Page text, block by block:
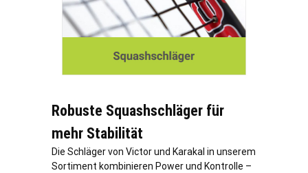
Robuste Squashschläger für
mehr Stabilität
Die Schläger von Victor und Karakal in unserem
Sortiment kombinieren Power und Kontrolle –